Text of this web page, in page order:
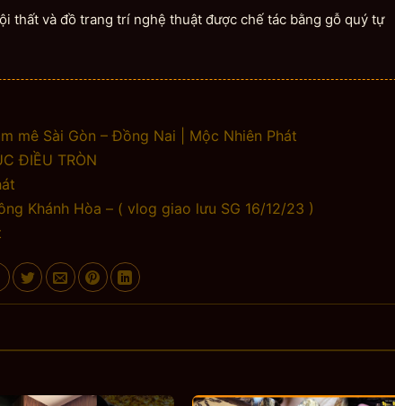
thất và đồ trang trí nghệ thuật được chế tác bằng gỗ quý tự
mê Sài Gòn – Đồng Nai | Mộc Nhiên Phát
ĐIỀU TRÒN
Khánh Hòa – ( vlog giao lưu SG 16/12/23 )